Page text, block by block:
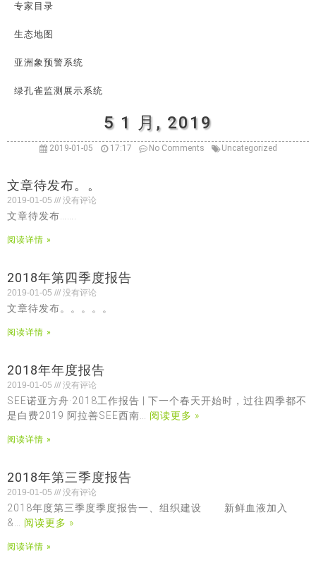
专家目录
生态地图
亚洲象预警系统
绿孔雀监测展示系统
5 1 月, 2019
2019-01-05 17:17 No Comments Uncategorized
文章待发布。。
2019-01-05 没有评论
文章待发布…….
阅读详情 »
2018年第四季度报告
2019-01-05 没有评论
文章待发布。。。。。
阅读详情 »
2018年年度报告
2019-01-05 没有评论
SEE诺亚方舟·2018工作报告 | 下一个春天开始时，过往四季都不
是白费2019 阿拉善SEE西南… 阅读更多 »
阅读详情 »
2018年第三季度报告
2019-01-05 没有评论
2018年度第三季度季度报告一、组织建设 新鲜血液加入
&… 阅读更多 »
阅读详情 »